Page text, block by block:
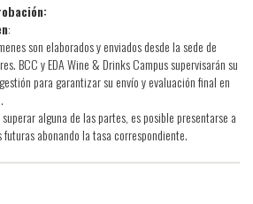
:
son elaborados y enviados desde la sede de
BCC y EDA Wine & Drinks Campus supervisarán su
para garantizar su envío y evaluación final en
superar alguna de las partes, es posible presentarse a
abonando la tasa correspondiente.